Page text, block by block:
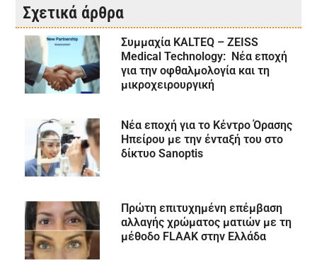
Σχετικά άρθρα
Συμμαχία KALTEQ – ZEISS
Medical Technology: Νέα εποχή
για την οφθαλμολογία και τη
μικροχειρουργική
Νέα εποχή για το Κέντρο Όρασης
Ηπείρου με την ένταξή του στο
δίκτυο Sanoptis
Πρώτη επιτυχημένη επέμβαση
αλλαγής χρώματος ματιών με τη
μέθοδο FLAAK στην Ελλάδα